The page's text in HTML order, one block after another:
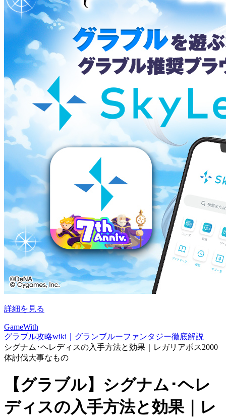
詳細を見る
GameWith
グラブル攻略wiki｜グランブルーファンタジー徹底解説
シグナム･ヘレディスの入手方法と効果｜レガリアボス2000
体討伐大事なもの
【グラブル】シグナム･ヘレ
ディスの入手方法と効果｜レ